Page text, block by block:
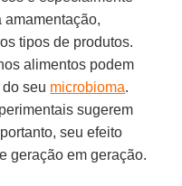
amamentação,
tipos de produtos.
alimentos podem
seu microbioma.
sugerem
seu efeito
geração em geração.